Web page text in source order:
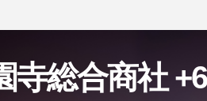
寺総合商社